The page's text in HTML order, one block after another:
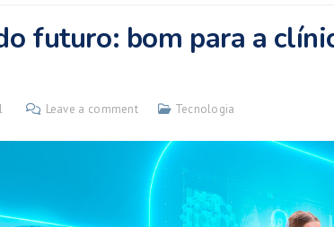
futuro: bom para a
Leave a comment Tecnologia